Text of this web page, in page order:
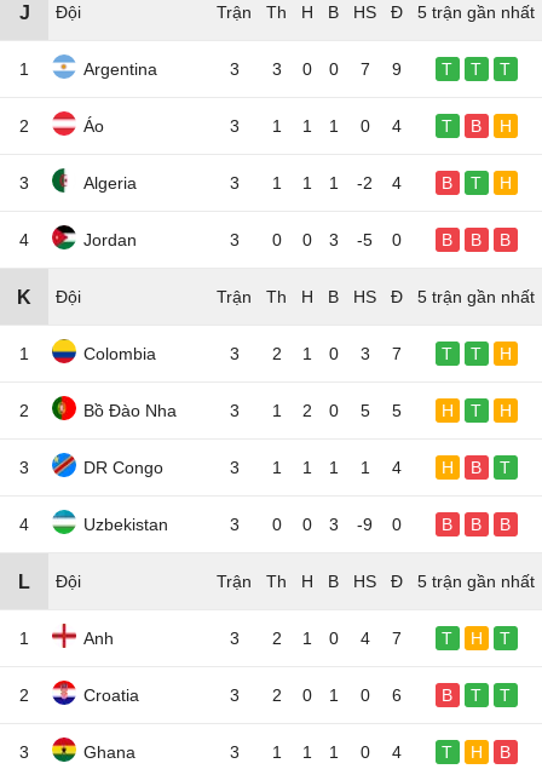
J Đội 5 trận gần nhất
1 Argentina 3 3 0 0 7 9 T T T
2 Áo 3 1 1 1 0 4 T B H
3 Algeria 3 1 1 1 -2 4 B T H
4 Jordan 3 0 0 3 -5 0 B B B
K Đội 5 trận gần nhất
1 Colombia 3 2 1 0 3 7 T T H
2 Bồ Đào Nha 3 1 2 0 5 5 H T H
3 DR Congo 3 1 1 1 1 4 H B T
4 Uzbekistan 3 0 0 3 -9 0 B B B
L Đội 5 trận gần nhất
1 Anh 3 2 1 0 4 7 T H T
2 Croatia 3 2 0 1 0 6 B T T
3 Ghana 3 1 1 1 0 4 T H B